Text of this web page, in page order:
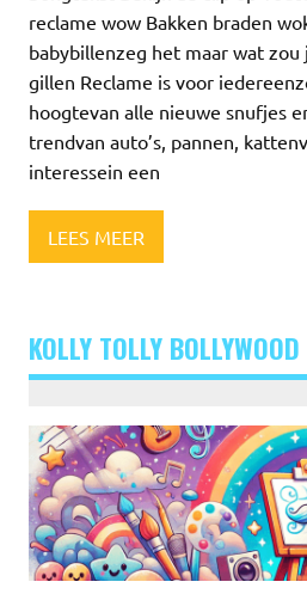
reclame wow Bakken braden
babybillenzeg het maar wat
gillen Reclame is voor
hoogtevan alle nieuwe snufjes
trendvan auto’s, pannen,
interessein een
LEES MEER
KOLLY TOLLY